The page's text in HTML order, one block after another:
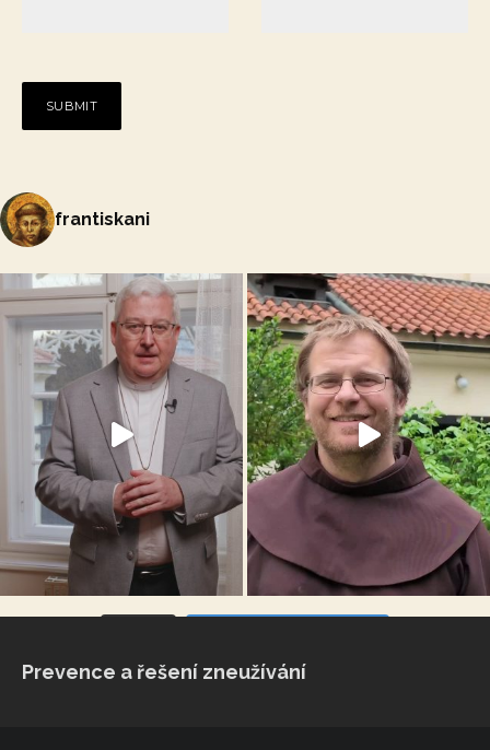
frantiskani
Prevence a řešení zneužívání